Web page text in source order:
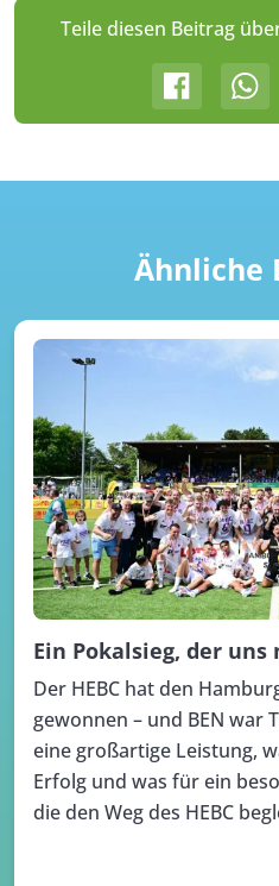
Teile diesen Beitrag
Ähnliche
Ein Pokalsieg, der
Der HEBC hat den
gewonnen – und BEN war
eine großartige Leistung,
Erfolg und was für ein
die den Weg des HEBC